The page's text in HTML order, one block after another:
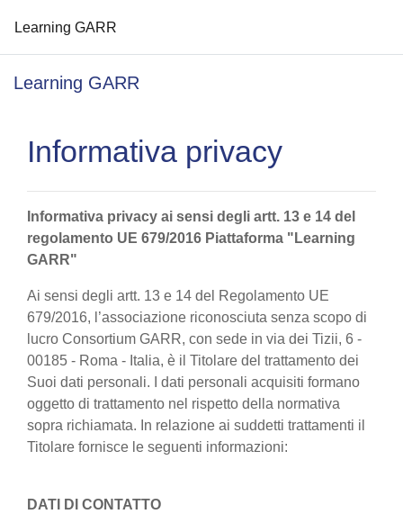
Learning GARR
Learning GARR
Informativa privacy
Informativa privacy ai sensi degli artt. 13 e 14 del
regolamento UE 679/2016 Piattaforma "Learning
GARR"
Ai sensi degli artt. 13 e 14 del Regolamento UE
679/2016, l’associazione riconosciuta senza scopo di
lucro Consortium GARR, con sede in via dei Tizii, 6 -
00185 - Roma - Italia, è il Titolare del trattamento dei
Suoi dati personali. I dati personali acquisiti formano
oggetto di trattamento nel rispetto della normativa
sopra richiamata. In relazione ai suddetti trattamenti il
Titolare fornisce le seguenti informazioni:
DATI DI CONTATTO